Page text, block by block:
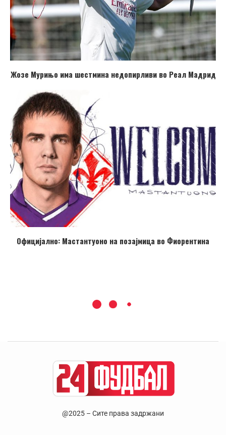
Жозе Мурињо има шестмина недопирливи во Реал Мадрид
Официјално: Мастантуоно на позајмица во Фиорентина
@2025 – Сите права задржани